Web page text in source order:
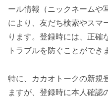
ール情報（ニックネームや
により、友だち検索やスマ
ります。登録時には、正確
トラブルを防ぐことができ
特に、カカオトークの新規
ますが、登録時に本人確認